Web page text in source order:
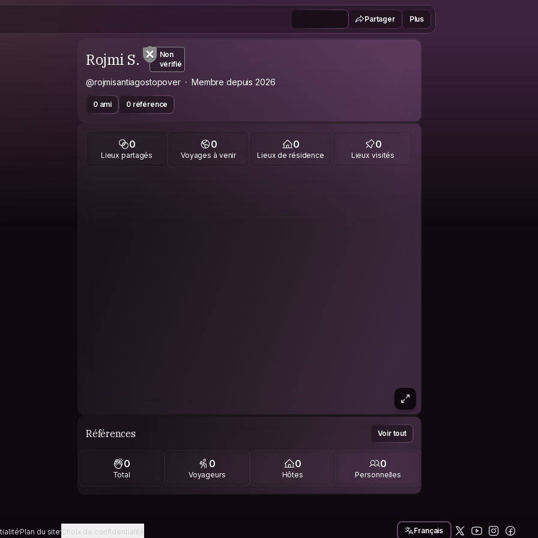
Partager Plus
Rojmi S.
Non
vérifié
@rojmisantiagostopover Membre depuis 2026
0 ami 0 référence
0
Lieux partagés
0
Voyages à venir
0
Lieux de résidence
0
Lieux visités
Références Voir tout
0
Total
0
Voyageurs
0
Hôtes
0
Personnelles
Plan du siteChoix de confidentialité Français